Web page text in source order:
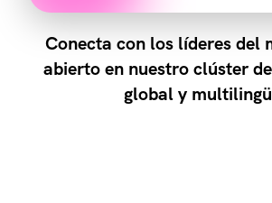
Conecta con los líderes del
abierto en nuestro clúster
global y